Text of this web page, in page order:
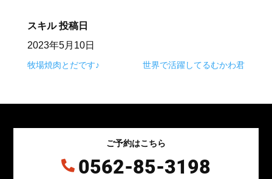
スキル 投稿日
2023年5月10日
牧場焼肉とだです♪ 世界で活躍してるむかわ君
ご予約はこちら
 0562-85-3198